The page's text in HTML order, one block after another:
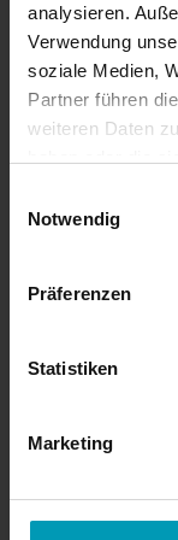
analysieren.
Verwendung
soziale Medien,
Partner führen
weiteren Daten
Notwendig
Präferenzen
Statistiken
Marketing
Senior
Veeam bei der
sowie Backup-
Netapp NCSE,
Ähnlicher